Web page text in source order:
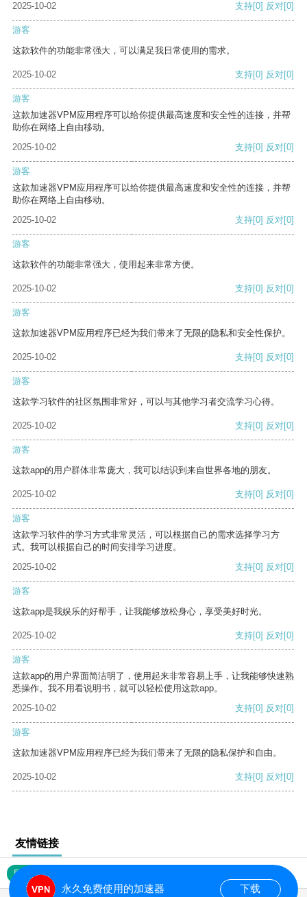
2025-10-02 支持[0] 反对[0]
游客
这款软件的功能非常强大，可以满足我日常使用的需求。
2025-10-02 支持[0] 反对[0]
游客
这款加速器VPM应用程序可以给你提供最高速度和安全性的连接，并帮
助你在网络上自由移动。
2025-10-02
支持[0] 反对[0]
游客
这款加速器VPM应用程序可以给你提供最高速度和安全性的连接，并帮
助你在网络上自由移动。
2025-10-02
支持[0] 反对[0]
游客
这款软件的功能非常强大，使用起来非常方便。
2025-10-02 支持[0] 反对[0]
游客
这款加速器VPM应用程序已经为我们带来了无限的隐私和安全性保护。
2025-10-02 支持[0] 反对[0]
游客
这款学习软件的社区氛围非常好，可以与其他学习者交流学习心得。
2025-10-02 支持[0] 反对[0]
游客
这款app的用户群体非常庞大，我可以结识到来自世界各地的朋友。
2025-10-02 支持[0] 反对[0]
游客
这款学习软件的学习方式非常灵活，可以根据自己的需求选择学习方
式。我可以根据自己的时间安排学习进度。
2025-10-02
支持[0] 反对[0]
游客
这款app是我娱乐的好帮手，让我能够放松身心，享受美好时光。
2025-10-02 支持[0] 反对[0]
游客
这款app的用户界面简洁明了，使用起来非常容易上手，让我能够快速熟
悉操作。我不用看说明书，就可以轻松使用这款app。
2025-10-02
支持[0] 反对[0]
游客
这款加速器VPM应用程序已经为我们带来了无限的隐私保护和自由。
2025-10-02 支持[0] 反对[0]
友情链接
网站地图
永久免费使用的加速器 下载